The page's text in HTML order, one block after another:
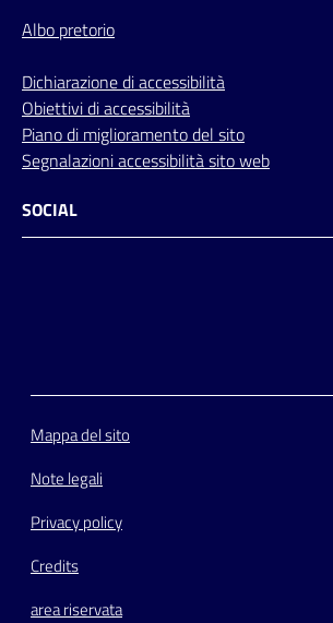
Albo pretorio
Dichiarazione di accessibilità
Obiettivi di accessibilità
Piano di miglioramento del sito
Segnalazioni accessibilità sito web
SOCIAL
Mappa del sito
Note legali
Privacy policy
Credits
area riservata